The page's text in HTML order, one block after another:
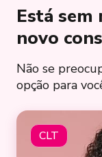
Está sem
novo
Não se
opção para
CLT